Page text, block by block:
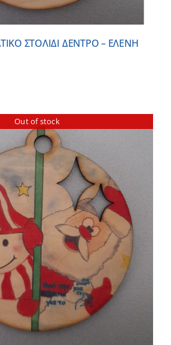
ΣΤΟΛΙΔΙ ΔΕΝΤΡΟ – ΕΛΕΝΗ
Out of stock